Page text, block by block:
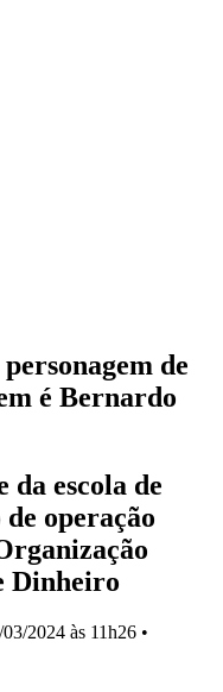
de
é Bernardo
da escola de
operação
Dinheiro
2024 às 11h26 •